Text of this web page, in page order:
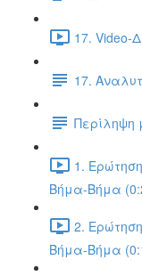
17. Video-
17.
Περίληψη
1.
Βήμα-Βήμα
2.
Βήμα-Βήμα